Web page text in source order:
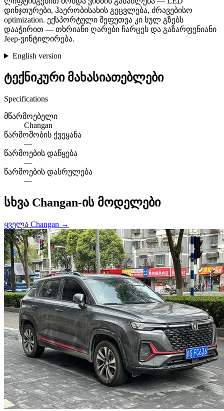
დინჯთურები, ჰაერობისახის გეცვლება, ძრავებისო
optimization. ექსპორტული შეფუთვა კი სულ გზებს
დააჭირით — თხრიანი ღარები ჩარცეს და გაზარფენიანი
Jeep-ვინტილირება.
English version
ტექნიკური მახასიათებლები
Specifications
მწარმოებელი
Changan
წარმოშობის ქვეყანა
—
წარმოების დაწყება
—
წარმოების დასრულება
—
სხვა Changan-ის მოდელები
ყველა Changan →